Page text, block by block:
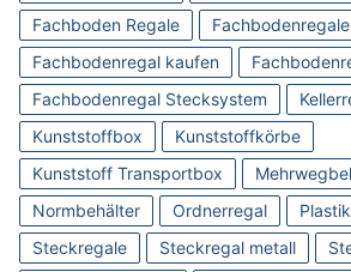
Fachboden Regale
Fachbodenregal kaufen
Fachbodenregal Stecksystem
Kunststoffbox
Kunststoffkörbe
Kunststoff Transportbox
Normbehälter
Ordnerregal
Steckregale
Steckregal metall